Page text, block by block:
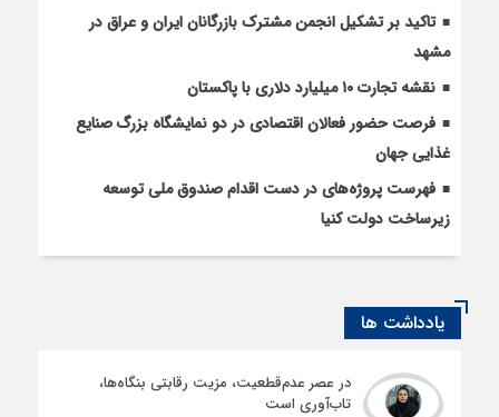
تاکید بر تشکیل انجمن مشترک بازرگانان ایران و عراق در
مشهد
نقشه تجارت ۱۰‌ میلیارد دلاری با پاکستان
فرصت حضور فعالان اقتصادی در دو نمایشگاه بزرگ صنایع
غذایی جهان
فهرست پروژه‌های در دست اقدام صندوق ملی توسعه
زیرساخت دولت کنیا
یادداشت ها
در عصر عدم‌قطعیت، مزیت رقابتی بنگاه‌ها،
تاب‌آوری است